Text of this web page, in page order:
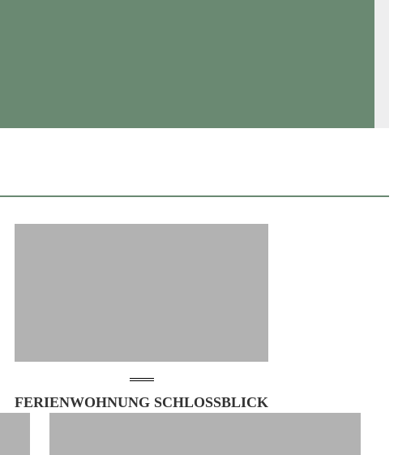
FERIENWOHNUNG SCHLOSSBLICK